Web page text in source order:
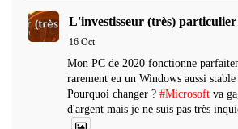
L'investisseur (très) particulier
16 Oct
Mon PC de 2020 fonctionne
rarement eu un Windows aussi stable
Pourquoi changer ? #Microsoft va
d'argent mais je ne suis pas très